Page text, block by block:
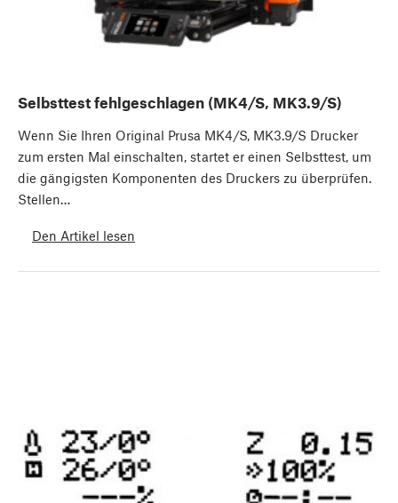
Selbsttest fehlgeschlagen (MK4/S, MK3.9/S)
Wenn Sie Ihren Original Prusa MK4/S, MK3.9/S Drucker
zum ersten Mal einschalten, startet er einen Selbsttest, um
die gängigsten Komponenten des Druckers zu überprüfen.
Stellen…
Den Artikel lesen